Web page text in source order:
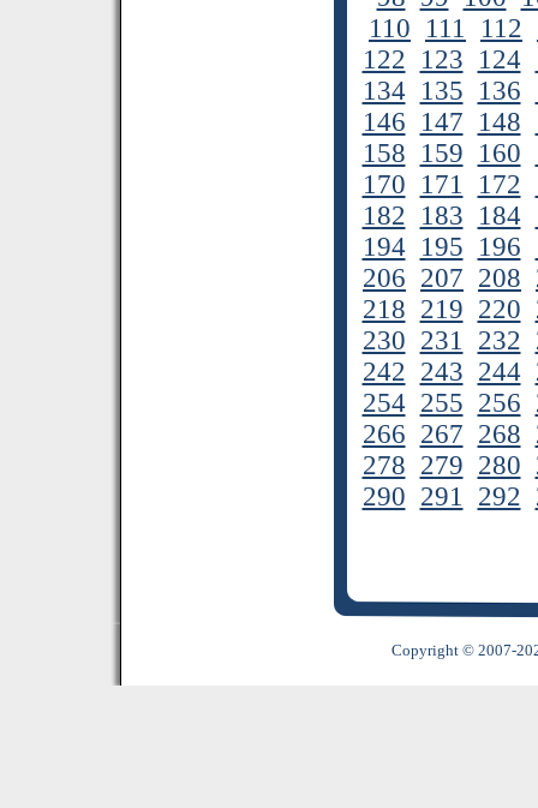
110 111 112
122 123 124
134 135 136
146 147 148
158 159 160
170 171 172
182 183 184
194 195 196
206 207 208
218 219 220
230 231 232
242 243 244
254 255 256
266 267 268
278 279 280
290 291 292
Copyright © 2007-